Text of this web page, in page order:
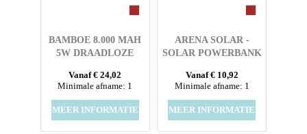
BAMBOE 8.000 MAH
5W DRAADLOZE
Vanaf € 24,02
Minimale afname: 1
MEER INFORMATIE
ARENA SOLAR -
SOLAR POWERBANK
Vanaf € 10,92
Minimale afname: 1
MEER INFORMATIE